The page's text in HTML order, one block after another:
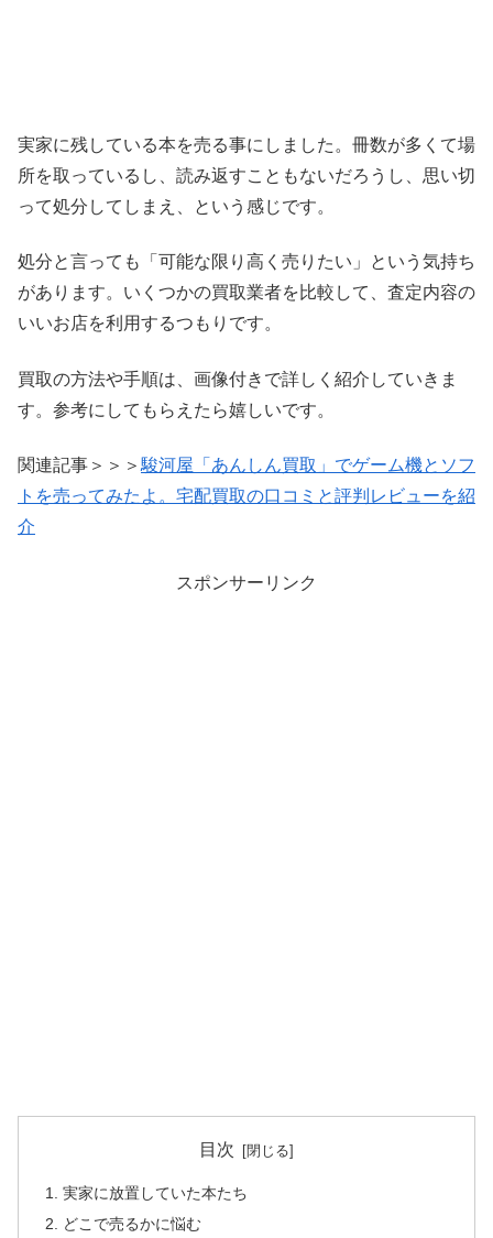
実家に残している本を売る事にしました。冊数が多くて場
所を取っているし、読み返すこともないだろうし、思い切
って処分してしまえ、という感じです。
処分と言っても「可能な限り高く売りたい」という気持ち
があります。いくつかの買取業者を比較して、査定内容の
いいお店を利用するつもりです。
買取の方法や手順は、画像付きで詳しく紹介していきま
す。参考にしてもらえたら嬉しいです。
関連記事＞＞＞ 駿河屋「あんしん買取」でゲーム機とソフ
トを売ってみたよ。宅配買取の口コミと評判レビューを紹
介
スポンサーリンク
目次
実家に放置していた本たち
どこで売るかに悩む